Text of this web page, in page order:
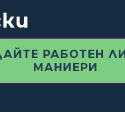
РАБОТЕН
МАНИЕРИ